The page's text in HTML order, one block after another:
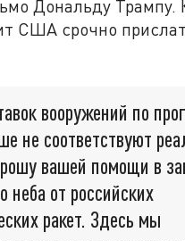
Дональду Трампу.
США срочно
вооружений по
не соответствуют
вашей помощи в
неба от российских
ракет. Здесь мы